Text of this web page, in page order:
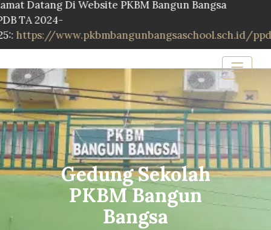
Di Website PKBM Bangun Bangsa
www.pkbmbangunbangsaschool.sch.id/ppdb
Gedung Sekolah
PKBM Bangun
Bangsa